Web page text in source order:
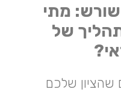
מתי
של
שהציון שלכם